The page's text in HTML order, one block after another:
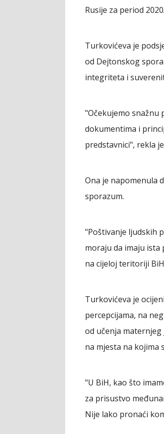
Rusije za period
Turkovićeva je
od Dejtonskog
integriteta i
"Očekujemo snažnu
dokumentima i
predstavnici", rekla
Ona je napomenula
sporazum.
"Poštivanje ljudskih
moraju da imaju ista
na cijeloj teritoriji
Turkovićeva je
percepcijama, na
od učenja
na mjesta na kojima
"U BiH, kao što
za prisustvo
Nije lako pronaći